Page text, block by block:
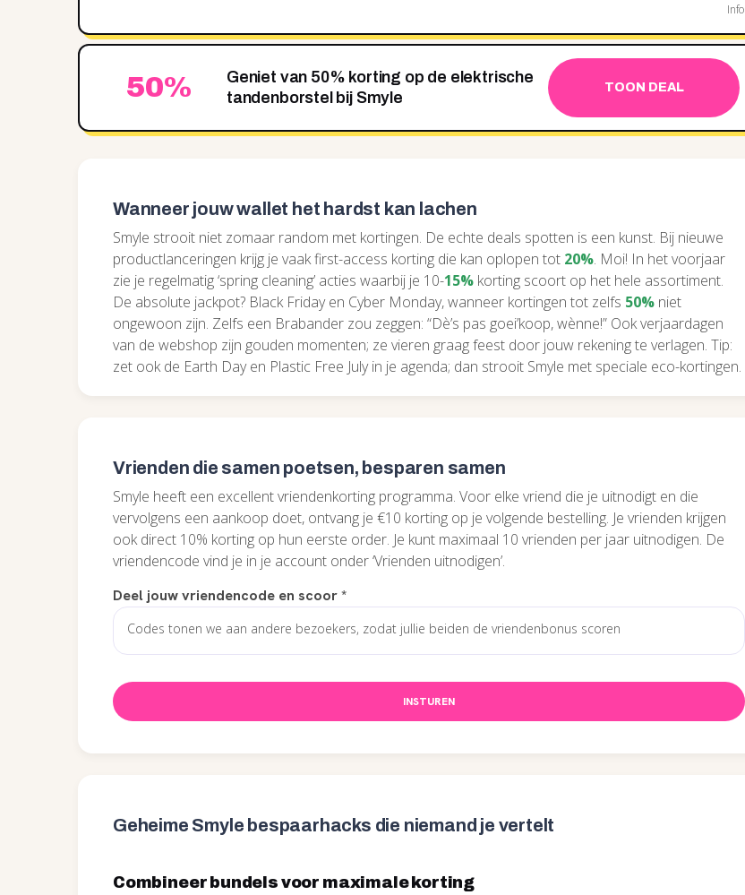
Info
50%
Geniet van 50% korting op de elektrische
tandenborstel bij Smyle
TOON DEAL
Wanneer jouw wallet het hardst kan lachen
Smyle strooit niet zomaar random met kortingen. De echte deals spotten is een kunst. Bij nieuwe
productlanceringen krijg je vaak first-access korting die kan oplopen tot 20%. Moi! In het voorjaar
zie je regelmatig ‘spring cleaning’ acties waarbij je 10-15% korting scoort op het hele assortiment.
De absolute jackpot? Black Friday en Cyber Monday, wanneer kortingen tot zelfs 50% niet
ongewoon zijn. Zelfs een Brabander zou zeggen: “Dè’s pas goei’koop, wènne!” Ook verjaardagen
van de webshop zijn gouden momenten; ze vieren graag feest door jouw rekening te verlagen. Tip:
zet ook de Earth Day en Plastic Free July in je agenda; dan strooit Smyle met speciale eco-kortingen.
Vrienden die samen poetsen, besparen samen
Smyle heeft een excellent vriendenkorting programma. Voor elke vriend die je uitnodigt en die
vervolgens een aankoop doet, ontvang je €10 korting op je volgende bestelling. Je vrienden krijgen
ook direct 10% korting op hun eerste order. Je kunt maximaal 10 vrienden per jaar uitnodigen. De
vriendencode vind je in je account onder ‘Vrienden uitnodigen’.
Deel jouw vriendencode en scoor*
INSTUREN
Geheime Smyle bespaarhacks die niemand je vertelt
Combineer bundels voor maximale korting